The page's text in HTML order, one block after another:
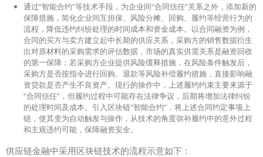
通过“智能合约”等技术手段，为企业间“合同信任”关系之外，添加新的
保障措施，简化企业间互担保、风险分摊、回购、履约等经营行为的
流程，降低违约纠纷处理的时间成本和资金成本。以合同融资为例，
合同的买方与卖方建立起中长期的供应关系，采购方的销售数据衍生
出对原材料的采购需求的评估数据，市场的真实供需关系是融资回收
的第一保障；若采购方企业提供风险缓释措施，在风险条件触发后，
采购方是否按指令进行回购、退款等风险补偿履约措施，直接影响融
资贷款是否产生不良资产。现行的操作中，上述履约约束主要来源于
“合同信任”，但履约过程中可能存在法律争议，后期将增加法律纠纷
的处理时间及成本。引入区块链“智能合约”，将上述合同约定事项上
链，使其变为自动触发与操作，从技术的角度弥补履约中的意外过程
和主观违约可能，保障融资安全。
供应链金融中采用区块链技术的流程示意如下：